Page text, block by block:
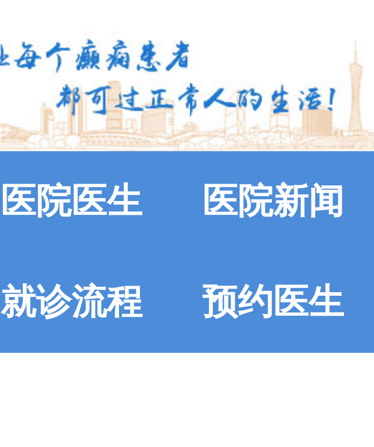
医院医生 医院新闻
就诊流程 预约医生